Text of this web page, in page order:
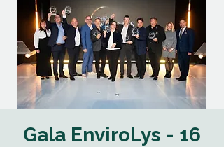
Gala EnviroLys - 16